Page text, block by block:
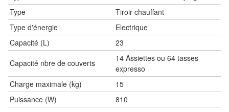
Type
Tiroir chauffant
Type d'énergie
Electrique
Capacité (L)
23
Capacité nbre de couverts
14 Assiettes ou 64 tasses
expresso
Charge maximale (kg)
15
Puissance (W)
810